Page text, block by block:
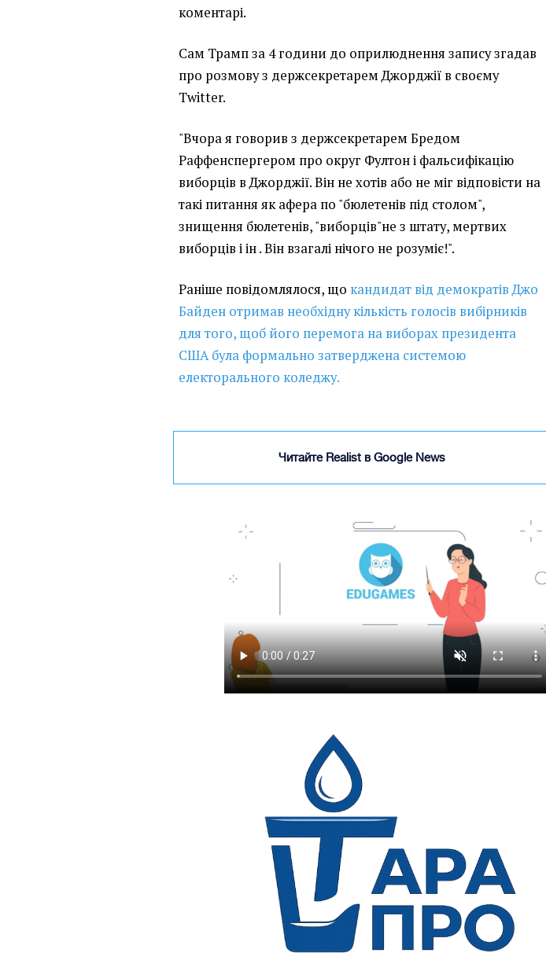
коментарі.
Сам Трамп за 4 години до оприлюднення запису згадав
про розмову з держсекретарем Джорджії в своєму
Twitter.
"Вчора я говорив з держсекретарем Бредом
Раффенспергером про округ Фултон і фальсифікацію
виборців в Джорджії. Він не хотів або не міг відповісти на
такі питання як афера по "бюлетенів під столом",
знищення бюлетенів, "виборців"не з штату, мертвих
виборців і ін . Він взагалі нічого не розуміє!".
Раніше повідомлялося, що кандидат від демократів Джо
Байден отримав необхідну кількість голосів вибірників
для того, щоб його перемога на виборах президента
США була формально затверджена системою
електорального коледжу.
Читайте Realist в Google News